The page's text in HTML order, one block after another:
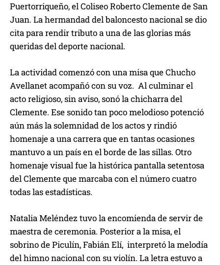
Puertorriqueño, el Coliseo Roberto Clemente de San
Juan. La hermandad del baloncesto nacional se dio
cita para rendir tributo a una de las glorias más
queridas del deporte nacional.
La actividad comenzó con una misa que Chucho
Avellanet acompañó con su voz. Al culminar el
acto religioso, sin aviso, sonó la chicharra del
Clemente. Ese sonido tan poco melodioso potenció
aún más la solemnidad de los actos y rindió
homenaje a una carrera que en tantas ocasiones
mantuvo a un país en el borde de las sillas. Otro
homenaje visual fue la histórica pantalla setentosa
del Clemente que marcaba con el número cuatro
todas las estadísticas.
Natalia Meléndez tuvo la encomienda de servir de
maestra de ceremonia. Posterior a la misa, el
sobrino de Piculín, Fabián Elí, interpretó la melodía
del himno nacional con su violín. La letra estuvo a